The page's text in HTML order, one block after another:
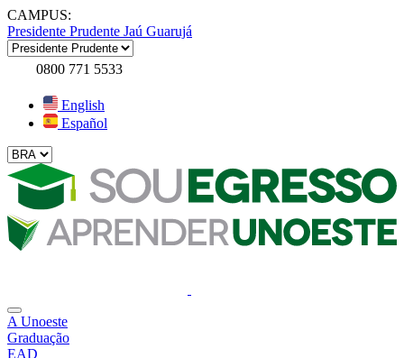
CAMPUS:
Presidente Prudente Jaú Guarujá
0800 771 5533
English
Español
A Unoeste
Graduação
EAD